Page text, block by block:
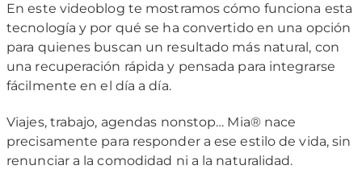
En este videoblog te mostramos cómo funciona esta
tecnología y por qué se ha convertido en una opción
para quienes buscan un resultado más natural, con
una recuperación rápida y pensada para integrarse
fácilmente en el día a día.
Viajes, trabajo, agendas nonstop… Mia® nace
precisamente para responder a ese estilo de vida, sin
renunciar a la comodidad ni a la naturalidad.